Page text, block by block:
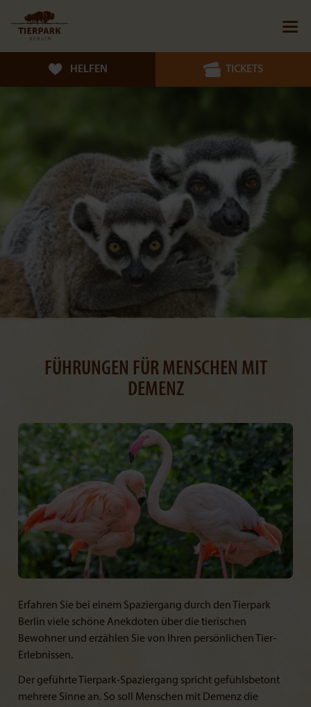
HELFEN TICKETS
FÜHRUNGEN FÜR MENSCHEN MIT
DEMENZ
Erfahren Sie bei einem Spaziergang durch den Tierpark
Berlin viele schöne Anekdoten über die tierischen
Bewohner und erzählen Sie von Ihren persönlichen Tier-
Erlebnissen.
Der geführte Tierpark-Spaziergang spricht gefühlsbetont
mehrere Sinne an. So soll Menschen mit Demenz die